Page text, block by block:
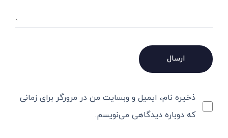
ذخیره نام، ایمیل و وبسایت من در مرورگر برای زمانی
که دوباره دیدگاهی می‌نویسم.